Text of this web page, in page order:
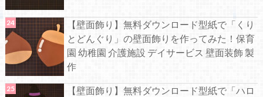
【壁面飾り】無料ダウンロード型紙で「くり
とどんぐり」の壁面飾りを作ってみた！保育
園 幼稚園 介護施設 デイサービス 壁面装飾 製
作
【壁面飾り】無料ダウンロード型紙で「ハロ